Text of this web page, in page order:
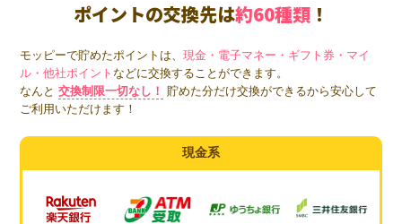
ポイントの交換先は約60種類 ！
モッピーで貯めたポイントは、現金・電子マネー・ギフト券・マイ
ル・他社ポイントなどに交換することができます。
なんと 交換制限一切なし！
貯めた分だけ交換ができるから安心して
ご利用いただけます！
現金系